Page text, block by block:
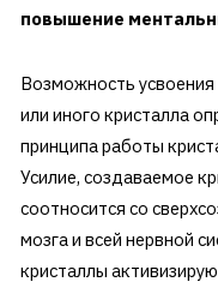
повышение
Возможность
или иного кристалла
принципа работы
Усилие, создаваемое
соотносится со
мозга и всей нервной
кристаллы